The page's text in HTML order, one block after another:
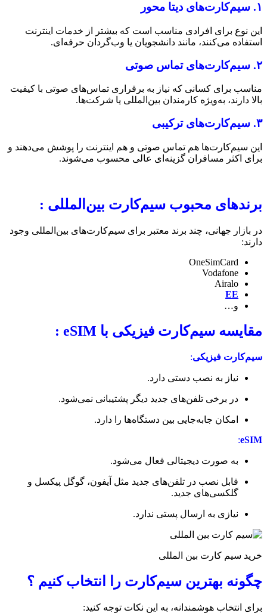
۱. سیم‌کارت‌های دیتا محور
این نوع برای افرادی مناسب است که بیشتر از خدمات اینترنت
استفاده می‌کنند، مانند دانشجویان یا وب‌گردان حرفه‌ای.
۲. سیم‌کارت‌های تماس صوتی
مناسب برای کسانی که نیاز به برقراری تماس‌های صوتی با کیفیت
بالا دارند، به‌ویژه کارمندان بین‌المللی یا شرکت‌ها.
۳. سیم‌کارت‌های ترکیبی
این سیم‌کارت‌ها هم تماس صوتی و هم اینترنت را پوشش می‌دهند و
برای اکثر مسافران گزینه‌ای عالی محسوب می‌شوند.
برندهای محبوب سیم‌کارت بین‌المللی :
در بازار جهانی، چند برند معتبر برای سیم‌کارت‌های بین‌المللی وجود
دارند:
OneSimCard
Vodafone
Airalo
EE
و…
مقایسه سیم‌کارت فیزیکی با eSIM :
سیم‌کارت فیزیکی:
نیاز به نصب دستی دارد.
در برخی تلفن‌های جدید دیگر پشتیبانی نمی‌شود.
امکان جابه‌جایی بین دستگاه‌ها را دارد.
eSIM
:
به صورت دیجیتالی فعال می‌شود.
قابل نصب در تلفن‌های جدید مثل آیفون، گوگل پیکسل و
گلکسی‌های جدید.
نیازی به ارسال پستی ندارد.
خرید سیم کارت بین المللی
چگونه بهترین سیم‌کارت را انتخاب کنیم ؟
برای انتخاب هوشمندانه، به این نکات توجه کنید: